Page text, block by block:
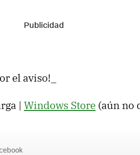
el aviso!_
| Windows Store (aún no